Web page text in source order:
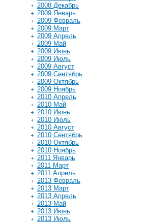
2008 Декабрь
2009 Январь
2009 Февраль
2009 Март
2009 Апрель
2009 Май
2009 Июнь
2009 Июль
2009 Август
2009 Сентябрь
2009 Октябрь
2009 Ноябрь
2010 Апрель
2010 Май
2010 Июнь
2010 Июль
2010 Август
2010 Сентябрь
2010 Октябрь
2010 Ноябрь
2011 Январь
2011 Март
2011 Апрель
2013 Февраль
2013 Март
2013 Апрель
2013 Май
2013 Июнь
2013 Июль